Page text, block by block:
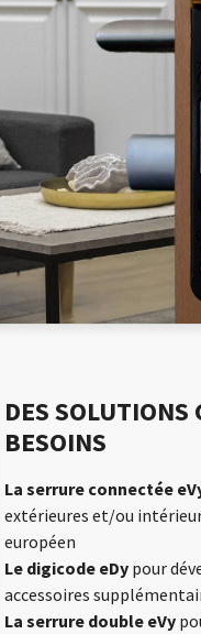
DES SOLUTIONS
BESOINS
La serrure connectée
extérieures et/ou
européen
Le digicode eDy pour
accessoires
La serrure double eVy